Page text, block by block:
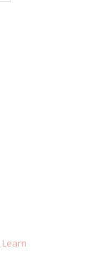
Learn